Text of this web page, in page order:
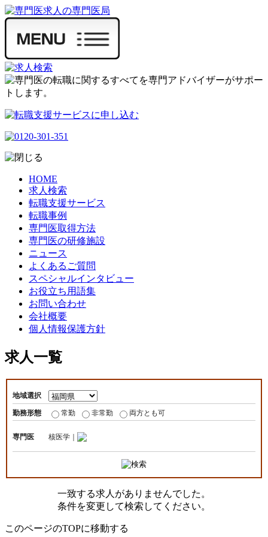
HOME
求人検索
転職支援サービス
転職事例
専門医取得方法
専門医の研修施設
ニュース
よくあるご質問
スペシャルインタビュー
お役立ち用語集
お問い合わせ
会社概要
個人情報保護方針
求人一覧
地域選択
勤務形態 常勤 非常勤 両方とも可
専門医 核医学｜
一致する求人がありませんでした。
条件を変更して検索してください。
このページのTOPに移動する